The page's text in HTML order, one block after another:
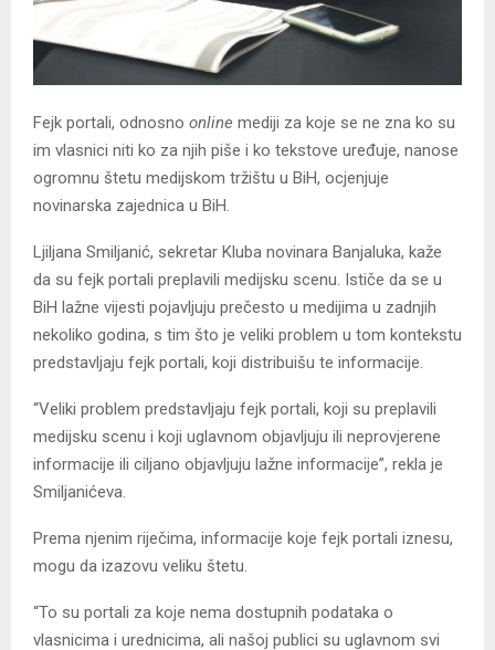
Fejk portali, odnosno online mediji za koje se ne zna ko su
im vlasnici niti ko za njih piše i ko tekstove uređuje, nanose
ogromnu štetu medijskom tržištu u BiH, ocjenjuje
novinarska zajednica u BiH.
Ljiljana Smiljanić, sekretar Kluba novinara Banjaluka, kaže
da su fejk portali preplavili medijsku scenu. Ističe da se u
BiH lažne vijesti pojavljuju prečesto u medijima u zadnjih
nekoliko godina, s tim što je veliki problem u tom kontekstu
predstavljaju fejk portali, koji distribuišu te informacije.
“Veliki problem predstavljaju fejk portali, koji su preplavili
medijsku scenu i koji uglavnom objavljuju ili neprovjerene
informacije ili ciljano objavljuju lažne informacije”, rekla je
Smiljanićeva.
Prema njenim riječima, informacije koje fejk portali iznesu,
mogu da izazovu veliku štetu.
“To su portali za koje nema dostupnih podataka o
vlasnicima i urednicima, ali našoj publici su uglavnom svi